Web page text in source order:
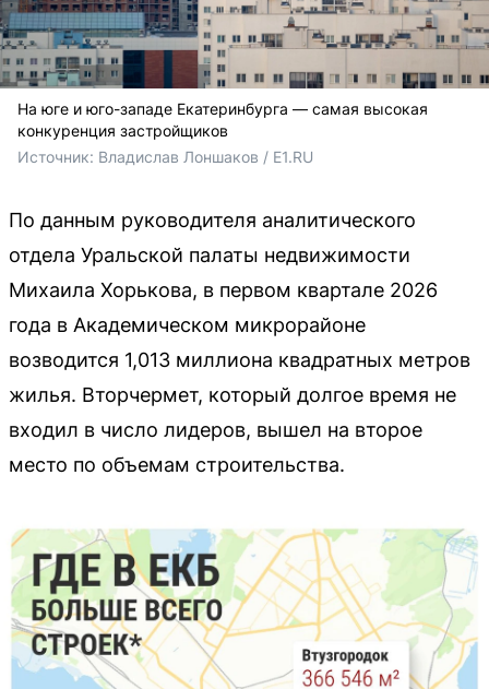
На юге и юго-западе Екатеринбурга — самая высокая
конкуренция застройщиков
Источник: Владислав Лоншаков / E1.RU
По данным руководителя аналитического
отдела Уральской палаты недвижимости
Михаила Хорькова, в первом квартале 2026
года в Академическом микрорайоне
возводится 1,013 миллиона квадратных метров
жилья. Вторчермет, который долгое время не
входил в число лидеров, вышел на второе
место по объемам строительства.